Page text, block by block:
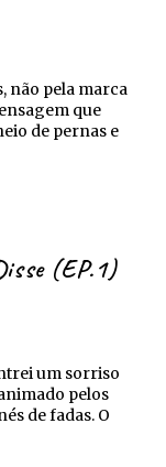
não pela marca
que
de pernas e
(EP.1)
um sorriso
pelos
de fadas. O